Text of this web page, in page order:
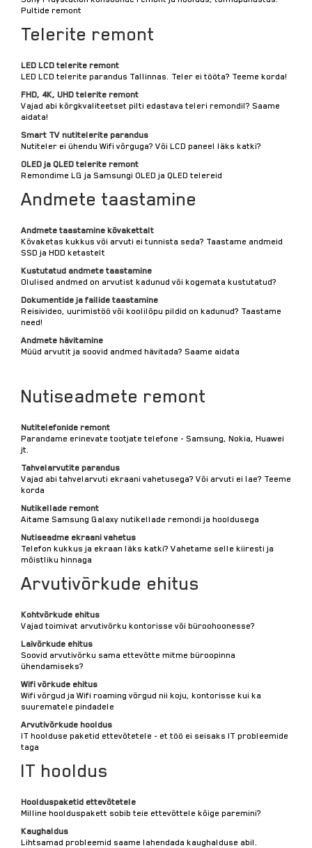
Pultide remont
Telerite remont
LED LCD telerite remont
LED LCD telerite parandus Tallinnas. Teler ei tööta? Teeme korda!
FHD, 4K, UHD telerite remont
Vajad abi kõrgkvaliteetset pilti edastava teleri remondil? Saame
aidata!
Smart TV nutitelerite parandus
Nutiteler ei ühendu Wifi võrguga? Või LCD paneel läks katki?
OLED ja QLED telerite remont
Remondime LG ja Samsungi OLED ja QLED telereid
Andmete taastamine
Andmete taastamine kõvakettalt
Kõvaketas kukkus või arvuti ei tunnista seda? Taastame andmeid
SSD ja HDD ketastelt
Kustutatud andmete taastamine
Olulised andmed on arvutist kadunud või kogemata kustutatud?
Dokumentide ja failide taastamine
Reisivideo, uurimistöö või koolilõpu pildid on kadunud? Taastame
need!
Andmete hävitamine
Müüd arvutit ja soovid andmed hävitada? Saame aidata
Nutiseadmete remont
Nutitelefonide remont
Parandame erinevate tootjate telefone - Samsung, Nokia, Huawei
jt.
Tahvelarvutite parandus
Vajad abi tahvelarvuti ekraani vahetusega? Või arvuti ei lae? Teeme
korda
Nutikellade remont
Aitame Samsung Galaxy nutikellade remondi ja hooldusega
Nutiseadme ekraani vahetus
Telefon kukkus ja ekraan läks katki? Vahetame selle kiiresti ja
mõistliku hinnaga
Arvutivõrkude ehitus
Kohtvõrkude ehitus
Vajad toimivat arvutivõrku kontorisse või büroohoonesse?
Laivõrkude ehitus
Soovid arvutivõrku sama ettevõtte mitme büroopinna
ühendamiseks?
Wifi võrkude ehitus
Wifi võrgud ja Wifi roaming võrgud nii koju, kontorisse kui ka
suurematele pindadele
Arvutivõrkude hooldus
IT hoolduse paketid ettevõtetele - et töö ei seisaks IT probleemide
taga
IT hooldus
Hoolduspaketid ettevõtetele
Milline hoolduspakett sobib teie ettevõttele kõige paremini?
Kaughaldus
Lihtsamad probleemid saame lahendada kaughalduse abil.